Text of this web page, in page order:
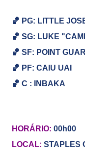
🏀 PG: LITTLE
🏀 SG: LUKE
🏀 SF: POINT
🏀 PF: CAIU UAI
🏀 C : INBAKA
HORÁRIO: 00h00
LOCAL: STAPLES